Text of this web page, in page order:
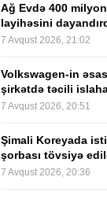
Ağ Evdə 400
layihəsini
7 Avqust 2026, 21:02
Volkswagen-in
şirkətdə təcili
7 Avqust 2026, 20:51
Şimali Koreyada
şorbası tövsiyə
7 Avqust 2026, 20:36